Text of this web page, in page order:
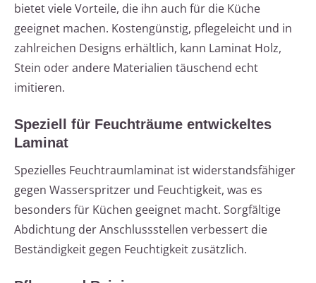
bietet viele Vorteile, die ihn auch für die Küche
geeignet machen. Kostengünstig, pflegeleicht und in
zahlreichen Designs erhältlich, kann Laminat Holz,
Stein oder andere Materialien täuschend echt
imitieren.
Speziell für Feuchträume entwickeltes
Laminat
Spezielles Feuchtraumlaminat ist widerstandsfähiger
gegen Wasserspritzer und Feuchtigkeit, was es
besonders für Küchen geeignet macht. Sorgfältige
Abdichtung der Anschlussstellen verbessert die
Beständigkeit gegen Feuchtigkeit zusätzlich.